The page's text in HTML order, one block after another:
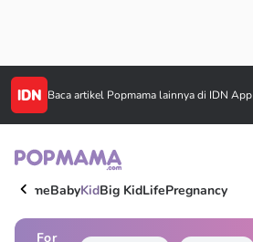
Baca artikel Popmama lainnya di IDN App
HomeBabyKidBig KidLifePregnancy
For